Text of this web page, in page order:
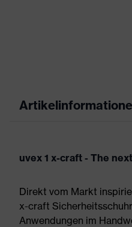
uvex 1 x-craft - The
Direkt vom Markt
x-craft
Anwendungen im